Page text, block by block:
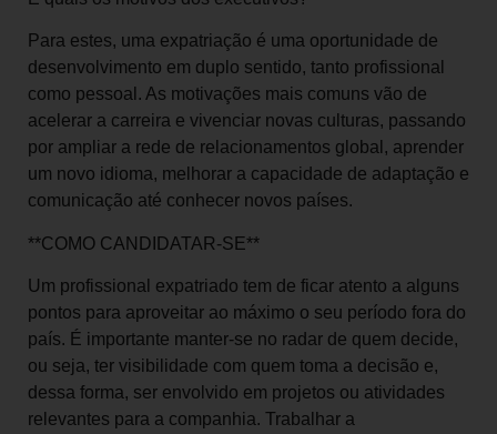
Para estes, uma expatriação é uma oportuni­dade de
desenvolvimento em duplo sentido, tanto profissional
como pessoal. As motivações mais comuns vão de
acelerar a carreira e vivenciar novas culturas, passando
por ampliar a rede de relacionamentos global, aprender
um novo idioma, melhorar a capacidade de adaptação e
comunicação até conhecer novos países.
**COMO CANDIDATAR-SE**
Um profissional expatriado tem de ficar atento a alguns
pontos para aproveitar ao máximo o seu período fora do
país. É importante manter-se no radar de quem decide,
ou seja, ter visibilidade com quem toma a decisão e,
dessa forma, ser envolvido em projetos ou atividades
relevantes para a companhia. Trabalhar a